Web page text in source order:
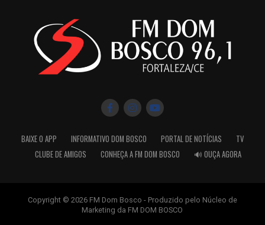
BAIXE O APP INFORMATIVO DOM BOSCO PORTAL DE NOTÍCIAS
TV
CLUBE DE AMIGOS
CONHEÇA A FM DOM BOSCO 🔊 OUÇA AGORA
Copyright © 2026 FM Dom Bosco - Produzido pelo Núcleo de
Marketing da FM DOM BOSCO